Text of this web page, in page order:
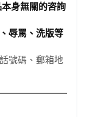
身無關的咨詢
辱罵、洗版等
號碼、郵箱地